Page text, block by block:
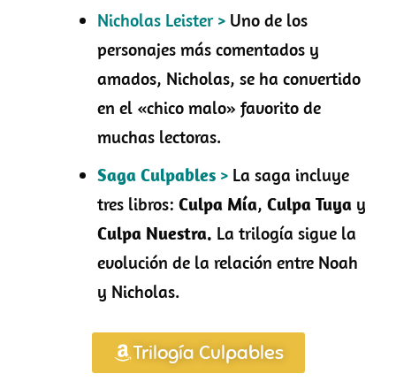
Nicholas Leister > Uno de los
personajes más comentados y
amados, Nicholas, se ha convertido
en el «chico malo» favorito de
muchas lectoras.
Saga Culpables > La saga incluye
tres libros: Culpa Mía, Culpa Tuya y
Culpa Nuestra. La trilogía sigue la
evolución de la relación entre Noah
y Nicholas.
Trilogía Culpables